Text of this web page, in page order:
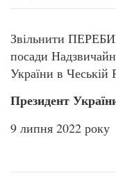
Звільнити
посади
України в Чеській
Президент
9 липня 2022 року